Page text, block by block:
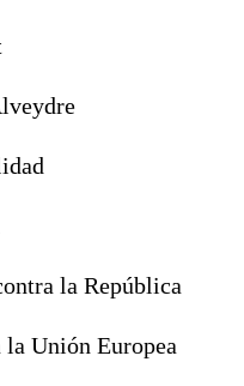
la República
Unión Europea